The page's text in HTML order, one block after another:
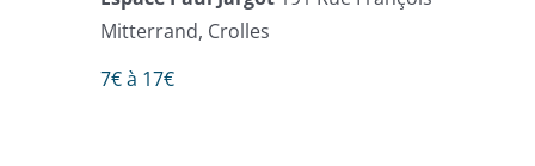
Mitterrand, Crolles
7€ à 17€